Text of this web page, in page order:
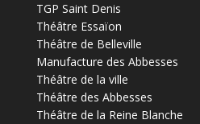
TGP Saint Denis
Théâtre Essaïon
Théâtre de Belleville
Manufacture des Abbesses
Théâtre de la ville
Théâtre des Abbesses
Théâtre de la Reine Blanche